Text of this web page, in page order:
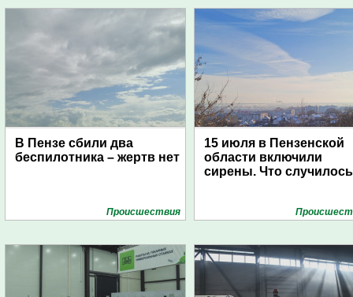
В Пензе сбили два
беспилотника – жертв нет
Проиcшествия
15 июля в Пензенской
области включили
сирены. Что